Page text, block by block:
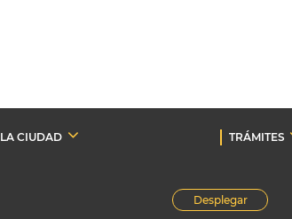
LA CIUDAD TRÁMITES
Desplegar